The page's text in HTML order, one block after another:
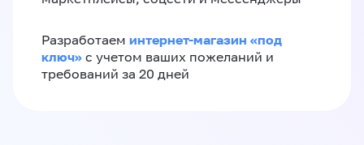
Разработаем интернет-магазин «‎под
ключ»‎ с учетом ваших пожеланий и
требований за 20 дней